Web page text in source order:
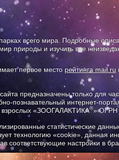
всего мира. Подробные
природы и изучить все
первое место рейтинга mail.ru
предназначены только для
познавательный интернет-
взрослых «ЗООГАЛАКТИКА®» ОГРН
статистические
технологию «cookie»,
соответствующие настройки в